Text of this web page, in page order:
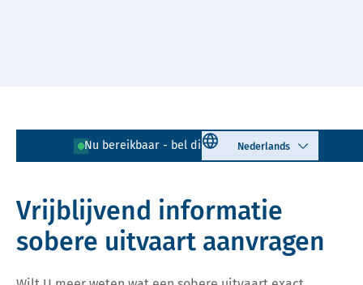
Nu bereikbaar - bel direct! 085 - 401 81 23
Select language
Lees voor Uitleg woorden
Simpele tekst
Vrijblijvend informatie
sobere uitvaart aanvragen